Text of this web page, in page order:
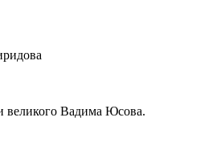
великого Вадима Юсова.